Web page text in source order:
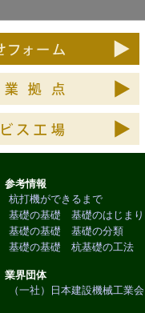
参考情報
杭打機ができるまで
基礎の基礎 基礎のはじまり
基礎の基礎 基礎の分類
基礎の基礎 杭基礎の工法
業界団体
（一社）日本建設機械工業会